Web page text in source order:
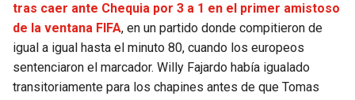
FALCONS
PANTHERS
TRAIL BLAZERS
JAZZ
tras caer ante Chequia por 3 a 1 en el primer amistoso
de la ventana FIFA, en un partido donde compitieron de
igual a igual hasta el minuto 80, cuando los europeos
sentenciaron el marcador. Willy Fajardo había igualado
transitoriamente para los chapines antes de que Tomas